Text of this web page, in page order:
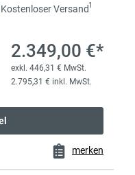
Kostenloser Versand1
2.349,00 €*
exkl. 446,31 € MwSt.
2.795,31 € inkl. MwSt.
merken